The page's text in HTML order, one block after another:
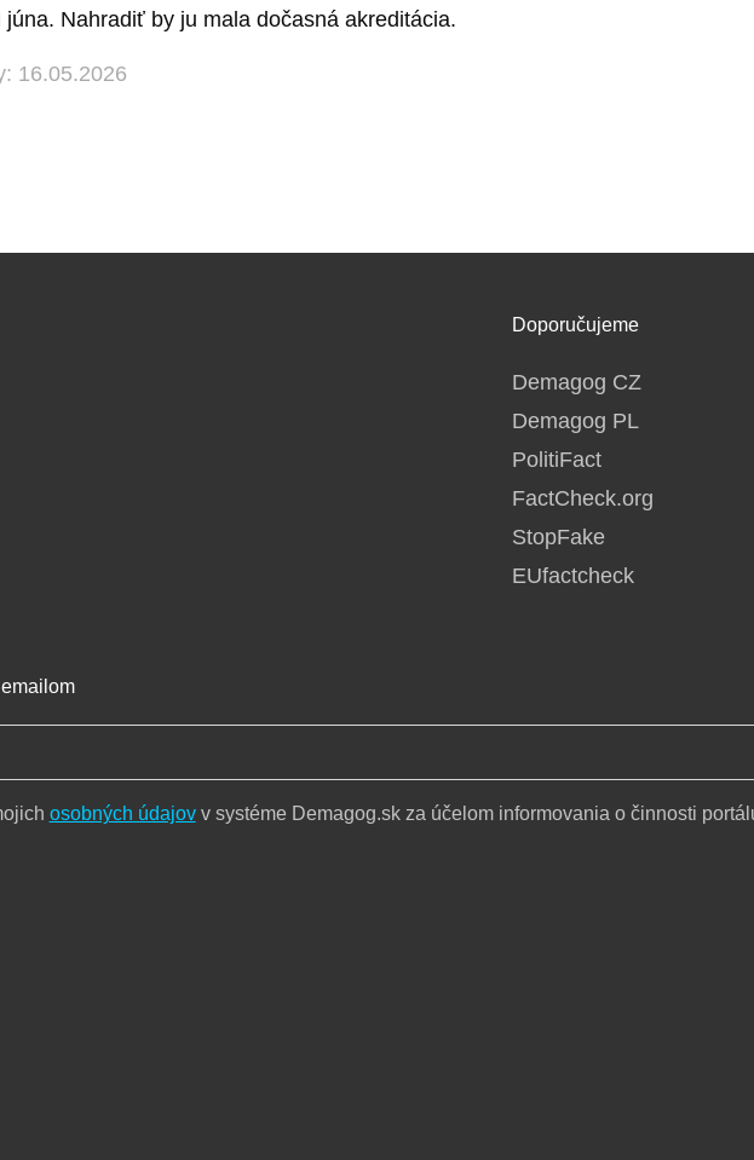
Nahradiť by ju mala dočasná akreditácia.
16.05.2026
Doporučujeme
Demagog CZ
Demagog PL
PolitiFact
FactCheck.org
StopFake
EUfactcheck
osobných údajovv systéme Demagog.sk za účelom informovania o činnosti